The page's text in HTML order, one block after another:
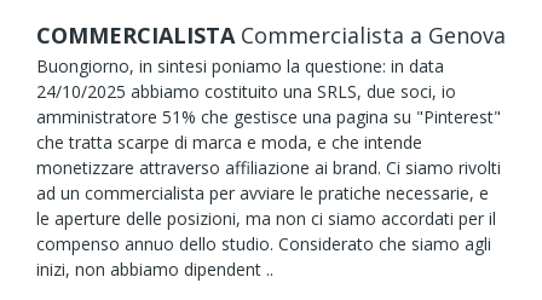
COMMERCIALISTA Commercialista a Genova
Buongiorno, in sintesi poniamo la questione: in data
24/10/2025 abbiamo costituito una SRLS, due soci, io
amministratore 51% che gestisce una pagina su "Pinterest"
che tratta scarpe di marca e moda, e che intende
monetizzare attraverso affiliazione ai brand. Ci siamo rivolti
ad un commercialista per avviare le pratiche necessarie, e
le aperture delle posizioni, ma non ci siamo accordati per il
compenso annuo dello studio. Considerato che siamo agli
inizi, non abbiamo dipendent ..